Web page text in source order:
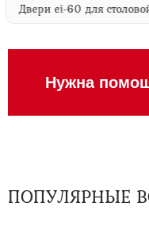
Двери ei-60 для
Нужна
ПОПУЛЯРНЫЕ